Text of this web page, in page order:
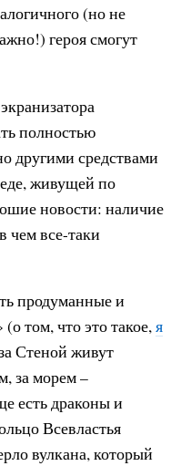
(но не
героя смогут
полностью
другими средствами
живущей по
новости: наличие
чем все-таки
продуманные и
том, что это такое,я
Стеной живут
за морем –
есть драконы и
Всевластья
вулкана, который